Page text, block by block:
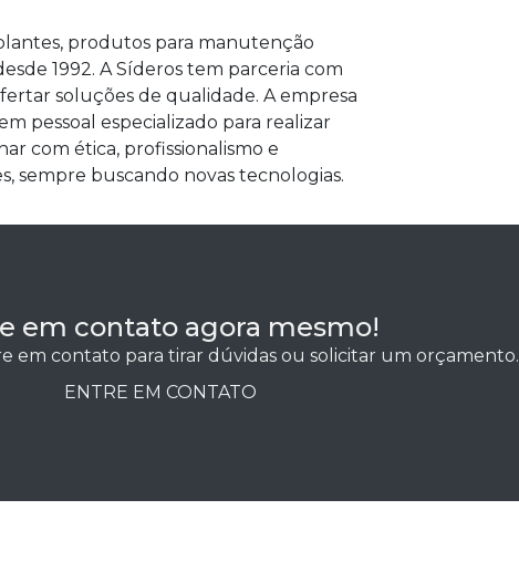
produtos para manutenção
1992. A Síderos tem parceria com
soluções de qualidade. A empresa
pessoal especializado para realizar
com ética, profissionalismo e
sempre buscando novas tecnologias.
em contato agora mesmo!
em contato para tirar dúvidas ou solicitar um orçamento.
ENTRE EM CONTATO